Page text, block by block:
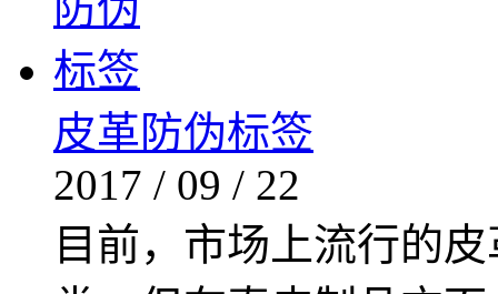
皮革防伪标签
2017 / 09 / 22
目前，市场上流行的